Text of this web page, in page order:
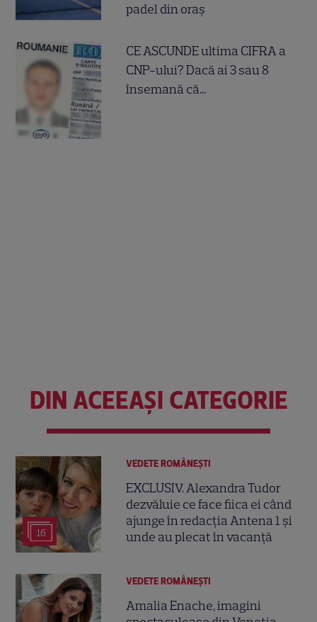
padel din oraș
CE ASCUNDE ultima CIFRA a
CNP-ului? Dacă ai 3 sau 8
însemană că...
DIN ACEEAȘI CATEGORIE
16
VEDETE ROMÂNEŞTI
EXCLUSIV. Alexandra Tudor
dezvăluie ce face fiica ei când
ajunge în redacția Antena 1 și
unde au plecat în vacanță
VEDETE ROMÂNEŞTI
Amalia Enache, imagini